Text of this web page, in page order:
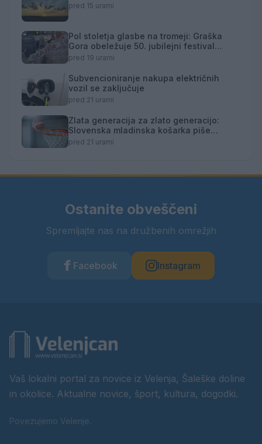
pred 15 urami
Pol stoletja glasbe na tromeji: Graška
Gora obeležuje 50. jubilejni festival
narodno-zabavne glasbe
pred 19 urami
Subvencioniranje nakupa električnih
vozil se zaključuje
pred 21 urami
Zlata generacija za zlato generacijo:
Slovenska mladinska košarka piše
zgodovino
pred 21 urami
Ostanite obveščeni
Spremljajte nas na družbenih omrežjih
Facebook Instagram
Vaš lokalni portal za novice iz Velenja, Šaleške doline
in okolice. Aktualne novice, šport, kultura, dogodki.
Povezujemo Velenje.